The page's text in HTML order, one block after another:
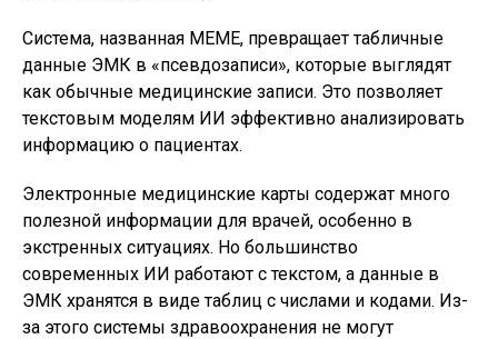
Система, названная MEME, превращает табличные
данные ЭМК в «псевдозаписи», которые выглядят
как обычные медицинские записи. Это позволяет
текстовым моделям ИИ эффективно анализировать
информацию о пациентах.
Электронные медицинские карты содержат много
полезной информации для врачей, особенно в
экстренных ситуациях. Но большинство
современных ИИ работают с текстом, а данные в
ЭМК хранятся в виде таблиц с числами и кодами. Из-
за этого системы здравоохранения не могут